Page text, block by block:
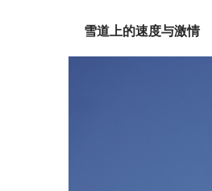
雪道上的速度与激情